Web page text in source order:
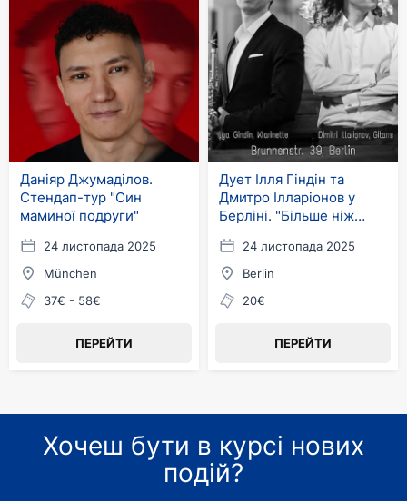
Даніяр Джумаділов.
Стендап-тур "Син
маминої подруги"
24 листопада 2025
München
37€ - 58€
ПЕРЕЙТИ
Дует Ілля Гіндін та
Дмитро Ілларіонов у
Берліні. "Більше ніж
24 листопада 2025
Berlin
20€
ПЕРЕЙТИ
Хочеш бути в курсі нових
подій?